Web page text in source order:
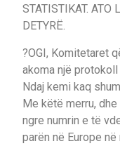
STATISTIKAT. ATO
DETYRË.
?OGI, Komitetaret
akoma një
Ndaj kemi kaq
Me këtë merru,
ngre numrin e të
parën në Europe në